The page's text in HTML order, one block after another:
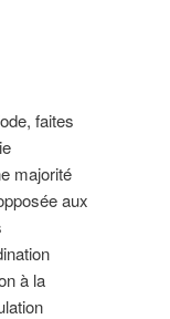
faites
majorité
aux
à la